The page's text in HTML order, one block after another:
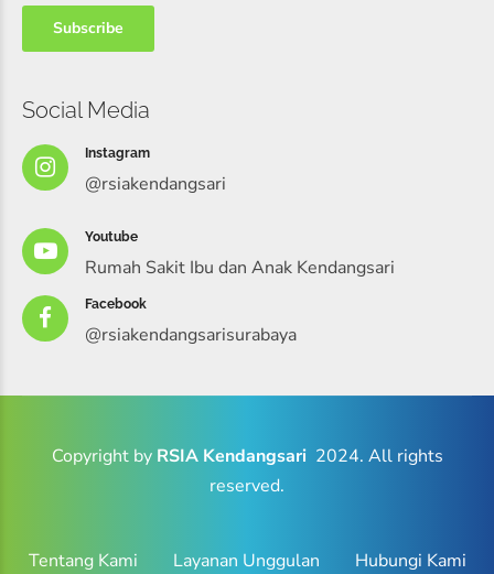
Social Media
Instagram
@rsiakendangsari
Youtube
Rumah Sakit Ibu dan Anak Kendangsari
Facebook
@rsiakendangsarisurabaya
Copyright by RSIA Kendangsari 2024. All rights
reserved.
Tentang Kami Layanan Unggulan Hubungi Kami